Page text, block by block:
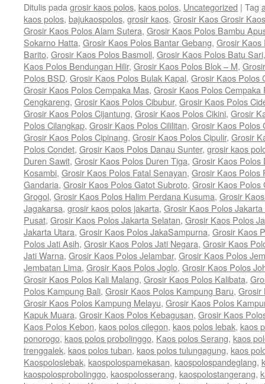
Ditulis padagrosir kaos polos, kaos polos, Uncategorized | Tag
kaos polos, bajukaospolos, grosir kaos, Grosir Kaos Grosir
Grosir Kaos Polos Alam Sutera, Grosir Kaos Polos Bambu
Sokarno Hatta, Grosir Kaos Polos Bantar Gebang, Grosir Kaos
Barito, Grosir Kaos Polos Basmoll, Grosir Kaos Polos Batu Sari
Kaos Polos Bendungan Hilir, Grosir Kaos Polos Blok – M,
Polos BSD, Grosir Kaos Polos Bulak Kapal, Grosir Kaos Polos
Grosir Kaos Polos Cempaka Mas, Grosir Kaos Polos Cempaka
Cengkareng, Grosir Kaos Polos Cibubur, Grosir Kaos Polos
Grosir Kaos Polos Cijantung, Grosir Kaos Polos Cikini, Grosir
Polos Cilangkap, Grosir Kaos Polos Cililitan, Grosir Kaos Polos
Grosir Kaos Polos Cipinang, Grosir Kaos Polos Cipulir, Grosir
Polos Condet, Grosir Kaos Polos Danau Sunter, grosir kaos
Duren Sawit, Grosir Kaos Polos Duren Tiga, Grosir Kaos Polos
Kosambi, Grosir Kaos Polos Fatal Senayan, Grosir Kaos Polos
Gandaria, Grosir Kaos Polos Gatot Subroto, Grosir Kaos Polos
Grogol, Grosir Kaos Polos Halim Perdana Kusuma, Grosir
Jagakarsa, grosir kaos polos jakarta, Grosir Kaos Polos
Pusat, Grosir Kaos Polos Jakarta Selatan, Grosir Kaos Polos
Jakarta Utara, Grosir Kaos Polos JakaSampurna, Grosir Kaos
Polos Jati Asih, Grosir Kaos Polos Jati Negara, Grosir Kaos
Jati Warna, Grosir Kaos Polos Jelambar, Grosir Kaos Polos
Jembatan Lima, Grosir Kaos Polos Joglo, Grosir Kaos Polos
Grosir Kaos Polos Kali Malang, Grosir Kaos Polos Kalibata,
Polos Kampung Bali, Grosir Kaos Polos Kampung Baru, Grosir
Grosir Kaos Polos Kampung Melayu, Grosir Kaos Polos
Kapuk Muara, Grosir Kaos Polos Kebagusan, Grosir Kaos
Kaos Polos Kebon, kaos polos cilegon, kaos polos lebak, kaos
ponorogo, kaos polos probolinggo, Kaos polos Serang, kaos
trenggalek, kaos polos tuban, kaos polos tulungagung, kaos
Kaospoloslebak, kaospolospamekasan, kaospolospandeglang,
kaospolosprobolinggo, kaospolosserang, kaospolostangerang,